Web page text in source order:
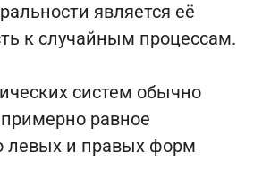
является её
к случайным процессам.
систем обычно
равное
левых и правых форм